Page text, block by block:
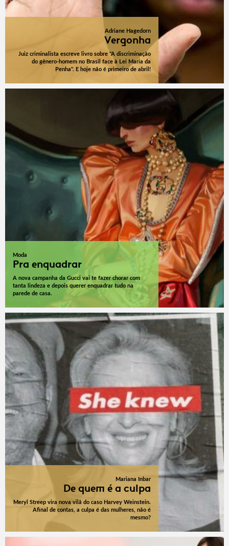
Adriane Hagedorn
Vergonha
Juiz criminalista escreve livro sobre "A discriminação
do gênero-homem no Brasil face à Lei Maria da
Penha". E hoje não é primeiro de abril!
Moda
Pra enquadrar
A nova campanha da Gucci vai te fazer chorar com
tanta lindeza e depois querer enquadrar tudo na
parede de casa.
Mariana Inbar
De quem é a culpa
Meryl Streep vira nova vilã do caso Harvey Weinstein.
Afinal de contas, a culpa é das mulheres, não é
mesmo?